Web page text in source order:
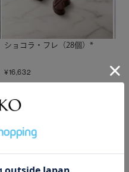
ショコラ・フレ（28個）*
¥16,632 ¥
を見る
美味しさの贈り物。